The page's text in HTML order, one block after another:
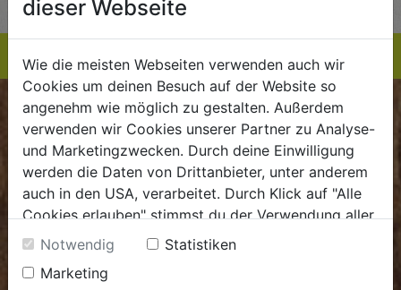
BIOKISTE
Kundenservice
Mo - Do: 8.00 - 16.00 Uhr
Fr: 8.00 - 15.00 Uhr
.dieBiokiste@biohof.at
.+43 7272 2597
dieser Webseite
Wie die meisten Webseiten verwenden auch wir
Cookies um deinen Besuch auf der Website so
angenehm wie möglich zu gestalten. Außerdem
verwenden wir Cookies unserer Partner zu Analyse-
und Marketingzwecken. Durch deine Einwilligung
werden die Daten von Drittanbieter, unter anderem
auch in den USA, verarbeitet. Durch Klick auf "Alle
Cookies erlauben" stimmst du der Verwendung aller
Cookies zu. Unter "Details anzeigen" findest du alle
Infos zu den unterschiedlichen Cookies, du kannst
auch entscheiden, welche Cookies du erlauben
Notwendig
Statistiken
Marketing